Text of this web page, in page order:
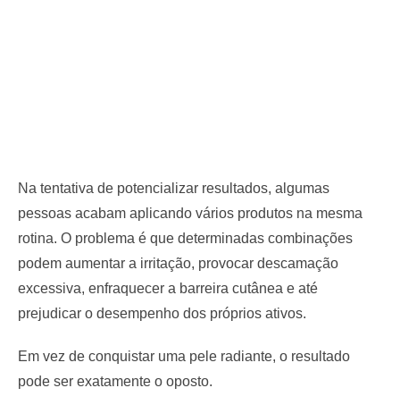
Na tentativa de potencializar resultados, algumas
pessoas acabam aplicando vários produtos na mesma
rotina. O problema é que determinadas combinações
podem aumentar a irritação, provocar descamação
excessiva, enfraquecer a barreira cutânea e até
prejudicar o desempenho dos próprios ativos.
Em vez de conquistar uma pele radiante, o resultado
pode ser exatamente o oposto.